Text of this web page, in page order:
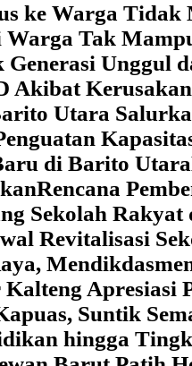
ke Warga Tidak
Warga Tak
Unggul
Akibat
Utara
di Barito Utara
Rencana
Sekolah
Revitalisasi
Apresiasi
Suntik
hingga